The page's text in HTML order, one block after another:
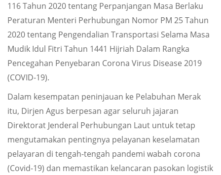
116 Tahun 2020 tentang Perpanjangan Masa Berlaku
Peraturan Menteri Perhubungan Nomor PM 25 Tahun
2020 tentang Pengendalian Transportasi Selama Masa
Mudik Idul Fitri Tahun 1441 Hijriah Dalam Rangka
Pencegahan Penyebaran Corona Virus Disease 2019
(COVID-19).
Dalam kesempatan peninjauan ke Pelabuhan Merak
itu, Dirjen Agus berpesan agar seluruh jajaran
Direktorat Jenderal Perhubungan Laut untuk tetap
mengutamakan pentingnya pelayanan keselamatan
pelayaran di tengah-tengah pandemi wabah corona
(Covid-19) dan memastikan kelancaran pasokan logistik